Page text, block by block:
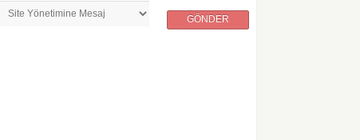
GÖNDER